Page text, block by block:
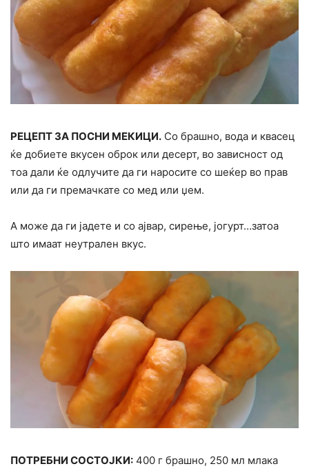
РЕЦЕПТ ЗА ПОСНИ МЕКИЦИ. Со брашно, вода и квасец
ќе добиете вкусен оброк или десерт, во зависност од
тоа дали ќе одлучите да ги наросите со шеќер во прав
или да ги премачкате со мед или џем.
А може да ги јадете и со ајвар, сирење, јогурт…затоа
што имаат неутрален вкус.
ПОТРЕБНИ СОСТОЈКИ: 400 г брашно, 250 мл млака